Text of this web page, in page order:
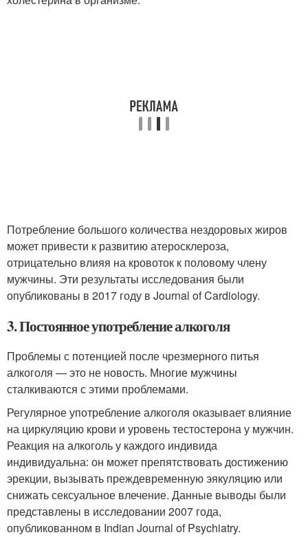
Потребление большого количества нездоровых жиров
может привести к развитию атеросклероза,
отрицательно влияя на кровоток к половому члену
мужчины. Эти результаты исследования были
опубликованы в 2017 году в Journal of Cardiology.
3. Постоянное употребление алкоголя
Проблемы с потенцией после чрезмерного питья
алкоголя — это не новость. Многие мужчины
сталкиваются с этими проблемами.
Регулярное употребление алкоголя оказывает влияние
на циркуляцию крови и уровень тестостерона у мужчин.
Реакция на алкоголь у каждого индивида
индивидуальна: он может препятствовать достижению
эрекции, вызывать преждевременную эякуляцию или
снижать сексуальное влечение. Данные выводы были
представлены в исследовании 2007 года,
опубликованном в Indian Journal of Psychiatry.